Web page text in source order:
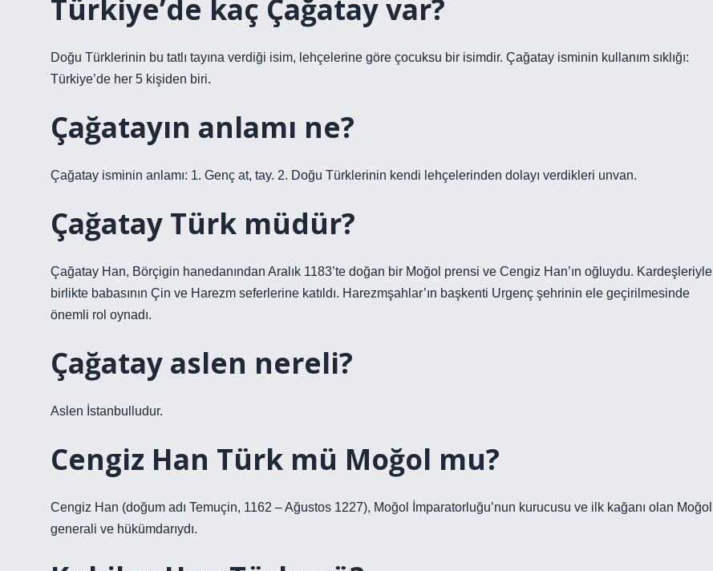
Türkiye’de kaç Çağatay var?
Doğu Türklerinin bu tatlı tayına verdiği isim, lehçelerine göre çocuksu bir isimdir. Çağatay isminin kullanım sıklığı:
Türkiye’de her 5 kişiden biri.
Çağatayın anlamı ne?
Çağatay isminin anlamı: 1. Genç at, tay. 2. Doğu Türklerinin kendi lehçelerinden dolayı verdikleri unvan.
Çağatay Türk müdür?
Çağatay Han, Börçigin hanedanından Aralık 1183’te doğan bir Moğol prensi ve Cengiz Han’ın oğluydu. Kardeşleriyle
birlikte babasının Çin ve Harezm seferlerine katıldı. Harezmşahlar’ın başkenti Urgenç şehrinin ele geçirilmesinde
önemli rol oynadı.
Çağatay aslen nereli?
Aslen İstanbulludur.
Cengiz Han Türk mü Moğol mu?
Cengiz Han (doğum adı Temuçin, 1162 – Ağustos 1227), Moğol İmparatorluğu’nun kurucusu ve ilk kağanı olan Moğol
generali ve hükümdarıydı.